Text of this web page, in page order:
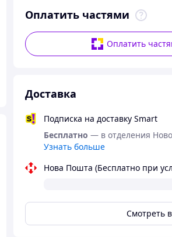
Оплатить частями
Оплатить
Доставка
Подписка на доставку Smart
Бесплатно — в отделения
Узнать больше
Нова Пошта (Бесплатно при
Смотреть